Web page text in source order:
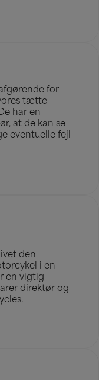
for
tætte
har en
at de kan se
eventuelle fejl
den
i en
en vigtig
direktør og